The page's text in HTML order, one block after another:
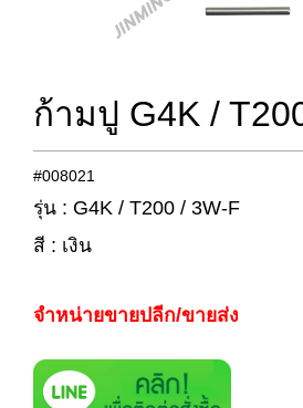
ก้ามปู G4K /
#008021
รุ่น : G4K / T200 / 3W-F
สี : เงิน
จำหน่ายขายปลีก/ขายส่ง